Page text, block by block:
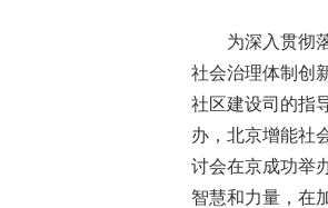
为深入贯彻
社会治理体制创
社区建设司的指
办，北京增能社
讨会在京成功举
智慧和力量，在